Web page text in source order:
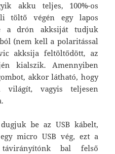
akku teljes, 100%-os
töltő végén egy lapos
a drón akksiját tudjuk
(nem kell a polaritással
akksija feltöltődött, az
kialszik. Amennyiben
akkor látható, hogy
világít, vagyis teljesen
be az USB kábelt,
micro USB vég, ezt a
bal felső